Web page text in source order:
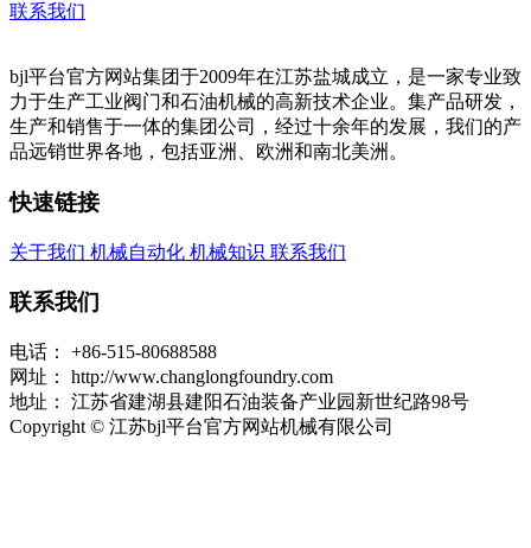
联系我们
bjl平台官方网站集团于2009年在江苏盐城成立，是一家专业致
力于生产工业阀门和石油机械的高新技术企业。集产品研发，
生产和销售于一体的集团公司，经过十余年的发展，我们的产
品远销世界各地，包括亚洲、欧洲和南北美洲。
快速链接
关于我们 机械自动化 机械知识 联系我们
联系我们
电话：
+86-515-80688588
网址：
http://www.changlongfoundry.com
地址：
江苏省建湖县建阳石油装备产业园新世纪路98号
Copyright © 江苏bjl平台官方网站机械有限公司